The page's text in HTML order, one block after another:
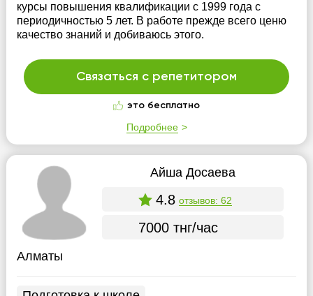
курсы повышения квалификации с 1999 года с
периодичностью 5 лет. В работе прежде всего ценю
качество знаний и добиваюсь этого.
Связаться с репетитором
это бесплатно
Подробнее
Айша Досаева
4.8 отзывов: 62
7000 тнг/час
Алматы